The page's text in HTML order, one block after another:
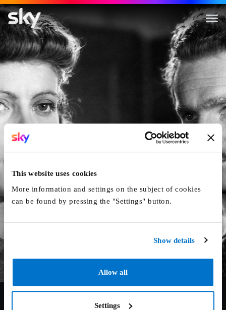
This website uses cookies
More information and settings on the subject of cookies
can be found by pressing the "Settings" button.
Show details
Allow all
Settings
Das Menschlein Matthias
7.5/10 1941 82 min Geschichte